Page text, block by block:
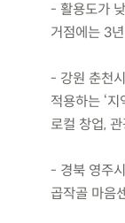
- 활용도가
거점에는 3
- 강원 춘천
적용하는 ‘
로컬 창업,
- 경북 영주
곱작골 마음